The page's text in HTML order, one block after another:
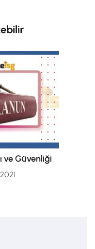
ve Güvenliği